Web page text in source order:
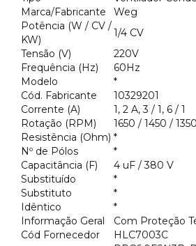
Marca/Fabricante
Weg
Potência (W / CV /
KW)
1/4 CV
Tensão (V)
220V
Frequência (Hz)
60Hz
Modelo
*
Cód. Fabricante
10329201
Corrente (A)
1, 2 A, 3 / 1, 6 / 1
Rotação (RPM)
1650 / 1450 /
Resistência (Ohm) *
Nº de Pólos
*
Capacitância (F)
4 uF / 380 V
Substituído
*
Substituto
*
Idêntico
*
Informação Geral
Com Proteção
Cód Fornecedor
HLC7003C